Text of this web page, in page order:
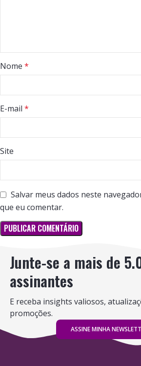
Nome *
E-mail *
Site
Salvar meus dados neste
que eu comentar.
Junte-se a mais de
assinantes
E receba insights valiosos,
promoções.
ASSINE MINHA